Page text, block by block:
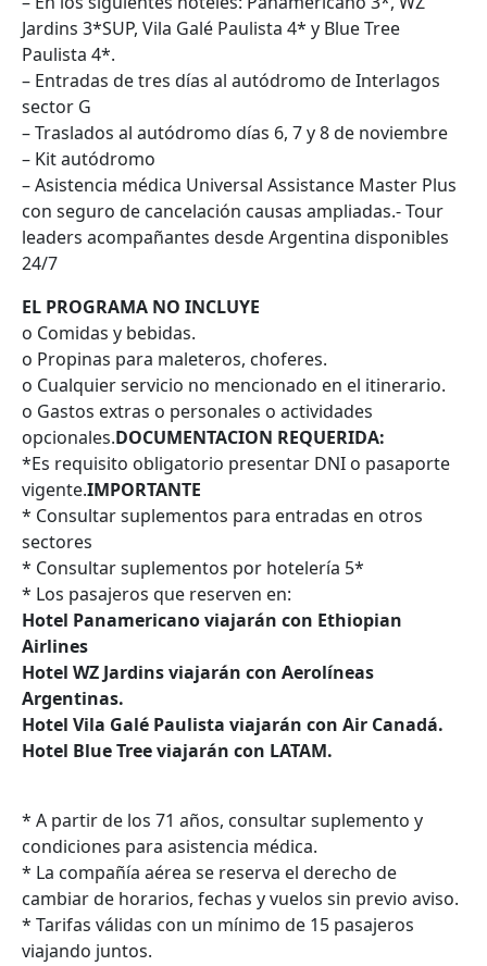
Jardins 3*SUP, Vila Galé Paulista 4* y Blue Tree
Paulista 4*.
– Entradas de tres días al autódromo de Interlagos
sector G
– Traslados al autódromo días 6, 7 y 8 de noviembre
– Kit autódromo
– Asistencia médica Universal Assistance Master Plus
con seguro de cancelación causas ampliadas.- Tour
leaders acompañantes desde Argentina disponibles
24/7
EL PROGRAMA NO INCLUYE
o Comidas y bebidas.
o Propinas para maleteros, choferes.
o Cualquier servicio no mencionado en el itinerario.
o Gastos extras o personales o actividades
opcionales.DOCUMENTACION REQUERIDA:
*Es requisito obligatorio presentar DNI o pasaporte
vigente.IMPORTANTE
* Consultar suplementos para entradas en otros
sectores
* Consultar suplementos por hotelería 5*
* Los pasajeros que reserven en:
Hotel Panamericano viajarán con Ethiopian
Airlines
Hotel WZ Jardins viajarán con Aerolíneas
Argentinas.
Hotel Vila Galé Paulista viajarán con Air Canadá.
Hotel Blue Tree viajarán con LATAM.
* A partir de los 71 años, consultar suplemento y
condiciones para asistencia médica.
* La compañía aérea se reserva el derecho de
cambiar de horarios, fechas y vuelos sin previo aviso.
* Tarifas válidas con un mínimo de 15 pasajeros
viajando juntos.